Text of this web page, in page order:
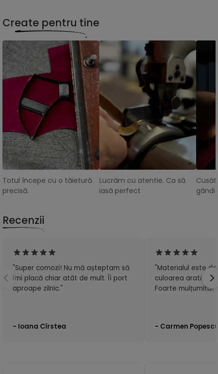
Create pentru tine
Totul începe cu o tăietură
precisă.
Lucrăm cu atentie. Ca să
iasă perfect
Recenzii
"Super comozi! Nu mă așteptam să
îmi placă chiar atât de mult. Îi port
aproape zilnic."
- Ioana Cîrstea
"Materialul este
culoarea arată
Foarte mulțumită!"
- Carmen